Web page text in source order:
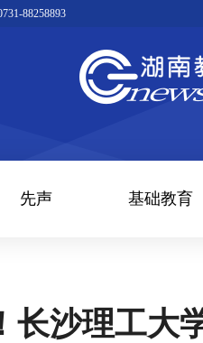
88258893
先声 基础教育
长沙理工大